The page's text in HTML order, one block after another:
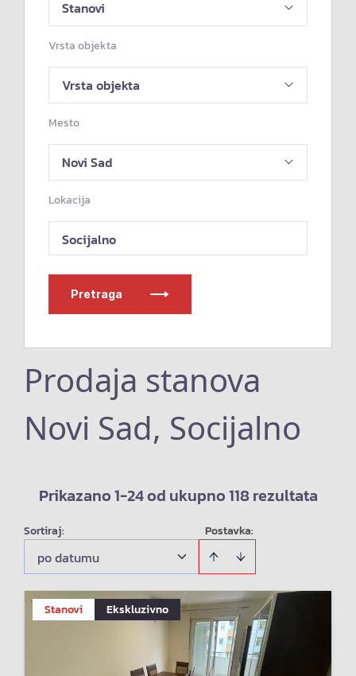
Vrsta objekta
Mesto
Lokacija
Socijalno
Pretraga
Prodaja stanova
Novi Sad, Socijalno
Prikazano 1-24 od ukupno 118 rezultata
Postavka:
Sortiraj:
po datumu
Stanovi Ekskluzivno